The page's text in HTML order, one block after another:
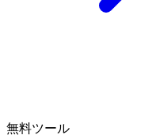
無料ツール